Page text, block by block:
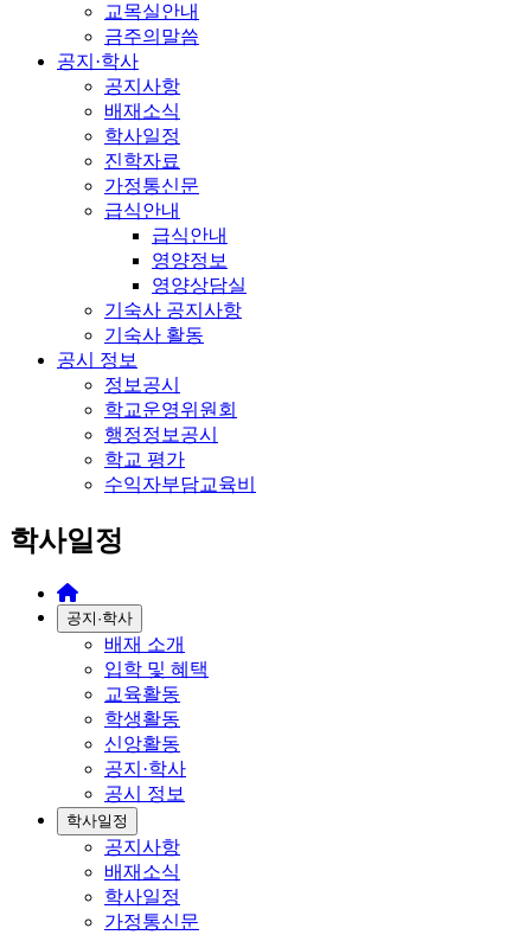
교목실안내
금주의말씀
공지·학사
공지사항
배재소식
학사일정
진학자료
가정통신문
급식안내
급식안내
영양정보
영양상담실
기숙사 공지사항
기숙사 활동
공시 정보
정보공시
학교운영위원회
행정정보공시
학교 평가
수익자부담교육비
학사일정
공지·학사
배재 소개
입학 및 혜택
교육활동
학생활동
신앙활동
공지·학사
공시 정보
학사일정
공지사항
배재소식
학사일정
가정통신문